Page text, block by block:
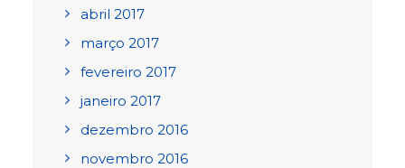
abril 2017
março 2017
fevereiro 2017
janeiro 2017
dezembro 2016
novembro 2016